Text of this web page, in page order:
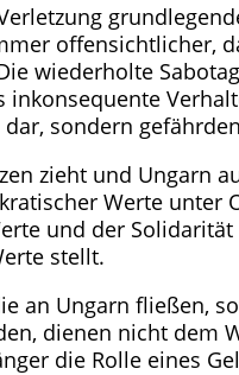
offensichtlicher,
wiederholte
inkonsequente
sondern
zieht und
Werte
und der
stellt.
an Ungarn fließen,
dienen nicht dem
die Rolle eines